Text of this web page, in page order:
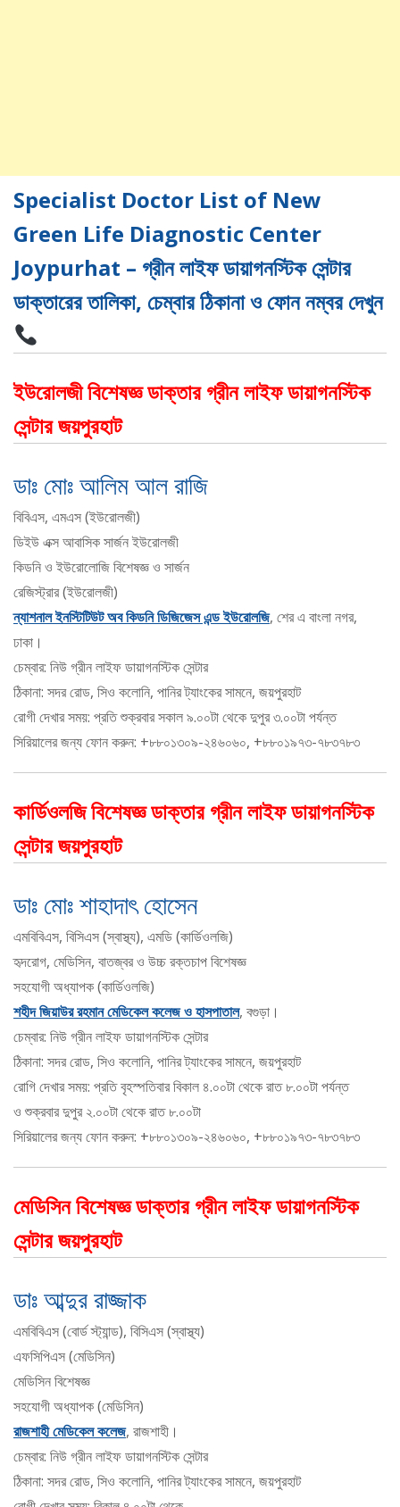
Specialist Doctor List of New
Green Life Diagnostic Center
Joypurhat – গ্রীন লাইফ ডায়াগনস্টিক সেন্টার
ডাক্তারের তালিকা, চেম্বার ঠিকানা ও ফোন নম্বর দেখুন
ইউরোলজী বিশেষজ্ঞ ডাক্তার গ্রীন লাইফ ডায়াগনস্টিক
সেন্টার জয়পুরহাট
ডাঃ মোঃ আলিম আল রাজি
বিবিএস, এমএস (ইউরোলজী)
ডিইউ এক্স আবাসিক সার্জন ইউরোলজী
কিডনি ও ইউরোলোজি বিশেষজ্ঞ ও সার্জন
রেজিস্ট্রার (ইউরোলজী)
ন্যাশনাল ইনস্টিটিউট অব কিডনি ডিজিজেস এন্ড ইউরোলজি, শের এ বাংলা নগর,
ঢাকা।
চেম্বার: নিউ গ্রীন লাইফ ডায়াগনস্টিক সেন্টার
ঠিকানা: সদর রোড, সিও কলোনি, পানির ট্যাংকের সামনে, জয়পুরহাট
রোগী দেখার সময়: প্রতি শুক্রবার সকাল ৯.০০টা থেকে দুপুর ৩.০০টা পর্যন্ত
সিরিয়ালের জন্য ফোন করুন: +৮৮০১৩০৯-২৪৬০৬০, +৮৮০১৯৭৩-৭৮৩৭৮৩
কার্ডিওলজি বিশেষজ্ঞ ডাক্তার গ্রীন লাইফ ডায়াগনস্টিক
সেন্টার জয়পুরহাট
ডাঃ মোঃ শাহাদাৎ হোসেন
এমবিবিএস, বিসিএস (স্বাস্থ্য), এমডি (কার্ডিওলজি)
হৃদরোগ, মেডিসিন, বাতজ্বর ও উচ্চ রক্তচাপ বিশেষজ্ঞ
সহযোগী অধ্যাপক (কার্ডিওলজি)
শহীদ জিয়াউর রহমান মেডিকেল কলেজ ও হাসপাতাল, বগুড়া।
চেম্বার: নিউ গ্রীন লাইফ ডায়াগনস্টিক সেন্টার
ঠিকানা: সদর রোড, সিও কলোনি, পানির ট্যাংকের সামনে, জয়পুরহাট
রোগি দেখার সময়: প্রতি বৃহস্পতিবার বিকাল ৪.০০টা থেকে রাত ৮.০০টা পর্যন্ত
ও শুক্রবার দুপুর ২.০০টা থেকে রাত ৮.০০টা
সিরিয়ালের জন্য ফোন করুন: +৮৮০১৩০৯-২৪৬০৬০, +৮৮০১৯৭৩-৭৮৩৭৮৩
মেডিসিন বিশেষজ্ঞ ডাক্তার গ্রীন লাইফ ডায়াগনস্টিক
সেন্টার জয়পুরহাট
ডাঃ আব্দুর রাজ্জাক
এমবিবিএস (বোর্ড স্ট্যান্ড), বিসিএস (স্বাস্থ্য)
এফসিপিএস (মেডিসিন)
মেডিসিন বিশেষজ্ঞ
সহযোগী অধ্যাপক (মেডিসিন)
রাজশাহী মেডিকেল কলেজ, রাজশাহী।
চেম্বার: নিউ গ্রীন লাইফ ডায়াগনস্টিক সেন্টার
ঠিকানা: সদর রোড, সিও কলোনি, পানির ট্যাংকের সামনে, জয়পুরহাট